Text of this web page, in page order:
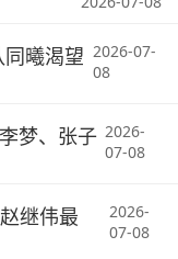
曦渴望 2026-07-
08
梦、张子 2026-
07-08
继伟最
2026-
07-08